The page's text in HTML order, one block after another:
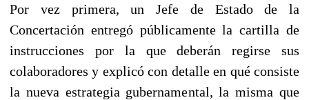
Por vez primera, un Jefe de Estado de la
Concertación entregó públicamente la cartilla de
instrucciones por la que deberán regirse sus
colaboradores y explicó con detalle en qué consiste
la nueva estrategia gubernamental, la misma que